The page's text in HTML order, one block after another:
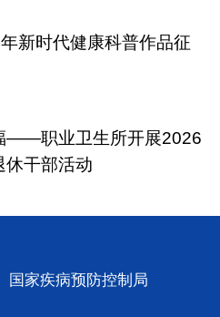
新时代健康科普作品征
——职业卫生所开展2026
休干部活动
国家疾病预防控制局